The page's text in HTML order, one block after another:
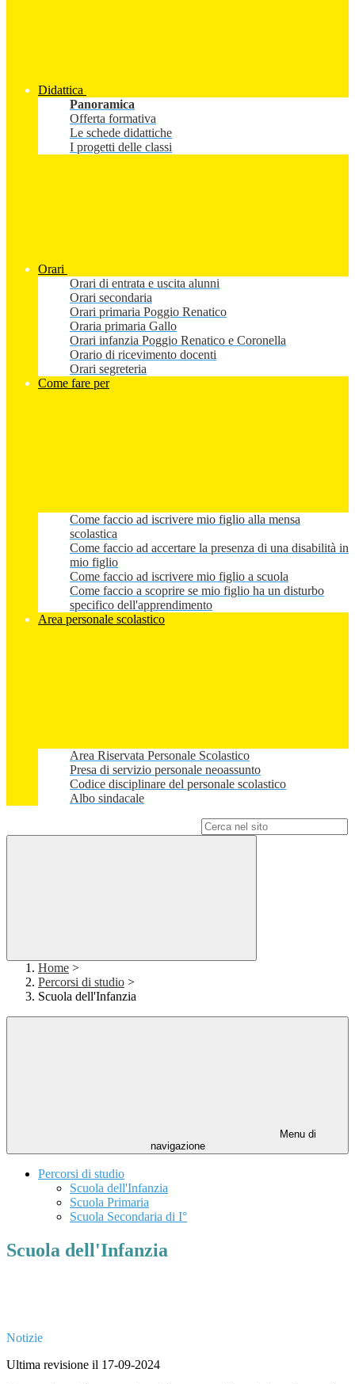
Didattica
Panoramica
Offerta formativa
Le schede didattiche
I progetti delle classi
Orari
Orari di entrata e uscita alunni
Orari secondaria
Orari primaria Poggio Renatico
Oraria primaria Gallo
Orari infanzia Poggio Renatico e Coronella
Orario di ricevimento docenti
Orari segreteria
Come fare per
Come faccio ad iscrivere mio figlio alla mensa
scolastica
Come faccio ad accertare la presenza di una disabilità in
mio figlio
Come faccio ad iscrivere mio figlio a scuola
Come faccio a scoprire se mio figlio ha un disturbo
specifico dell'apprendimento
Area personale scolastico
Area Riservata Personale Scolastico
Presa di servizio personale neoassunto
Codice disciplinare del personale scolastico
Albo sindacale
Home >
Percorsi di studio >
Scuola dell'Infanzia
Menu di
navigazione
Percorsi di studio
Scuola dell'Infanzia
Scuola Primaria
Scuola Secondaria di I°
Scuola dell'Infanzia
Notizie
Ultima revisione il 17-09-2024